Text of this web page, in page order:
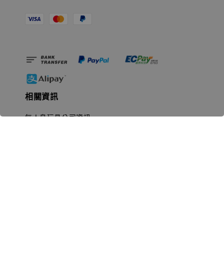
相關資訊
無人島玩具公司資訊